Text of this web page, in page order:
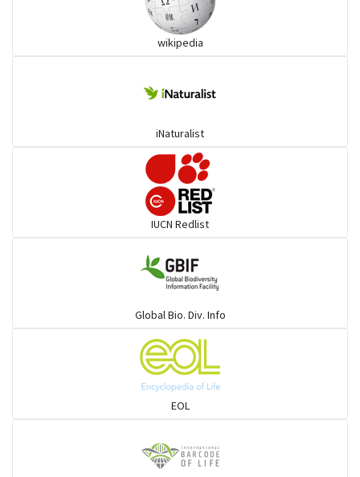
লাউডগা, দারাজ ও সহজাত
ধোরা ও তার সহজাত
পাইন্না ও তার সহজাত
wikipedia
iNaturalist
IUCN Redlist
Global Bio. Div. Info
EOL